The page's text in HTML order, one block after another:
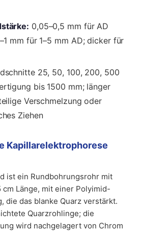
0,05–0,5 mm für AD
mm für 1–5 mm AD; dicker für
25, 50, 100, 200, 500
bis 1500 mm; länger
Verschmelzung oder
Ziehen
Kapillarelektrophorese
ist ein Rundbohrungsrohr mit
cm Länge, mit einer Polyimid-
die das blanke Quarz verstärkt.
Quarzrohlinge; die
wird nachgelagert von Chrom